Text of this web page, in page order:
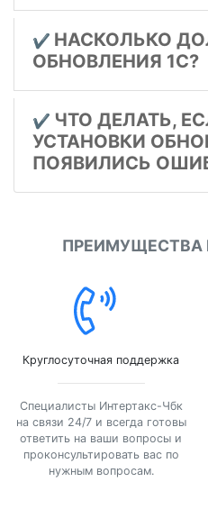
✔️ НАСКОЛЬКО
ОБНОВЛЕНИЯ 1С?
✔️ ЧТО ДЕЛАТЬ,
УСТАНОВКИ
ПОЯВИЛИСЬ
ПРЕИМУЩЕСТВА
Круглосуточная поддержка
Специалисты Интертакс-Чбк
на связи 24/7 и всегда готовы
ответить на ваши вопросы и
проконсультировать вас по
нужным вопросам.